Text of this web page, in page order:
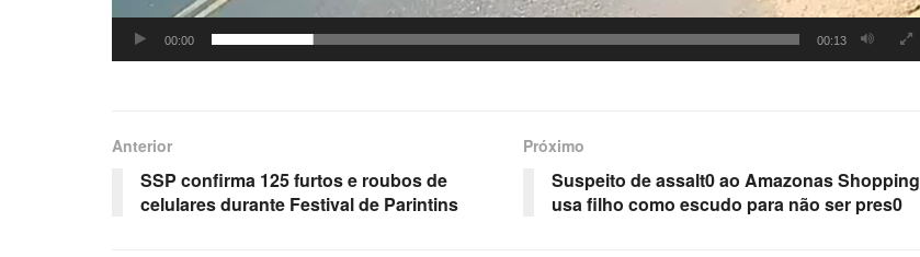
00:00 00:13
Anterior
SSP confirma 125 furtos e roubos de
celulares durante Festival de Parintins
Próximo
Suspeito de assalt0 ao Amazonas Shopping
usa filho como escudo para não ser pres0